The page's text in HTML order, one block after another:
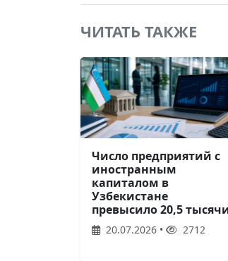
ЧИТАТЬ ТАКЖЕ
Число предприятий с
иностранным
капиталом в
Узбекистане
превысило 20,5
20.07.2026 • 2712